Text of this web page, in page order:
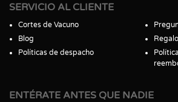
SERVICIO AL CLIENTE
Cortes de Vacuno
Blog
Políticas de despacho
ENTÉRATE ANTES QUE NADIE